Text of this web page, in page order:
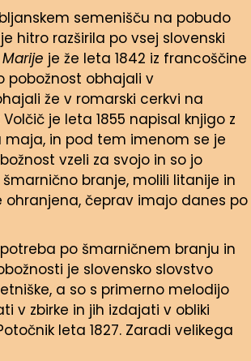
semenišču na pobudo
hitro razširila po vsej slovenski
je že leta 1842 iz francoščine
pobožnost obhajali v
že v romarski cerkvi na
je leta 1855 napisal knjigo z
maja, in pod tem imenom se je
vzeli za svojo in so jo
branje, molili litanije in
ohranjena, čeprav imajo danes po
po šmarničnem branju in
je slovensko slovstvo
a so s primerno melodijo
v zbirke in jih izdajati v obliki
leta 1827. Zaradi velikega